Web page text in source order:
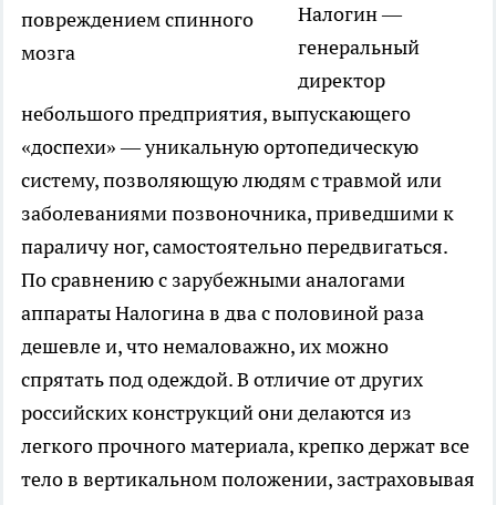
Налогин —
генеральный
директор
небольшого предприятия, выпускающего
«доспехи» — уникальную ортопедическую
систему, позволяющую людям с травмой или
заболеваниями позвоночника, приведшими к
параличу ног, самостоятельно передвигаться.
По сравнению с зарубежными аналогами
аппараты Налогина в два с половиной раза
дешевле и, что немаловажно, их можно
спрятать под одеждой. В отличие от других
российских конструкций они делаются из
легкого прочного материала, крепко держат все
тело в вертикальном положении, застраховывая